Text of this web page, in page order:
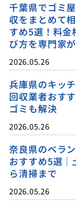
千葉県でゴミ
収をまとめて
すめ5選！料金
び方を専門家
2026.05.26
兵庫県のキッ
回収業者おす
ゴミも解決
2026.05.26
奈良県のベラ
おすすめ5選｜
ら清掃まで
2026.05.26